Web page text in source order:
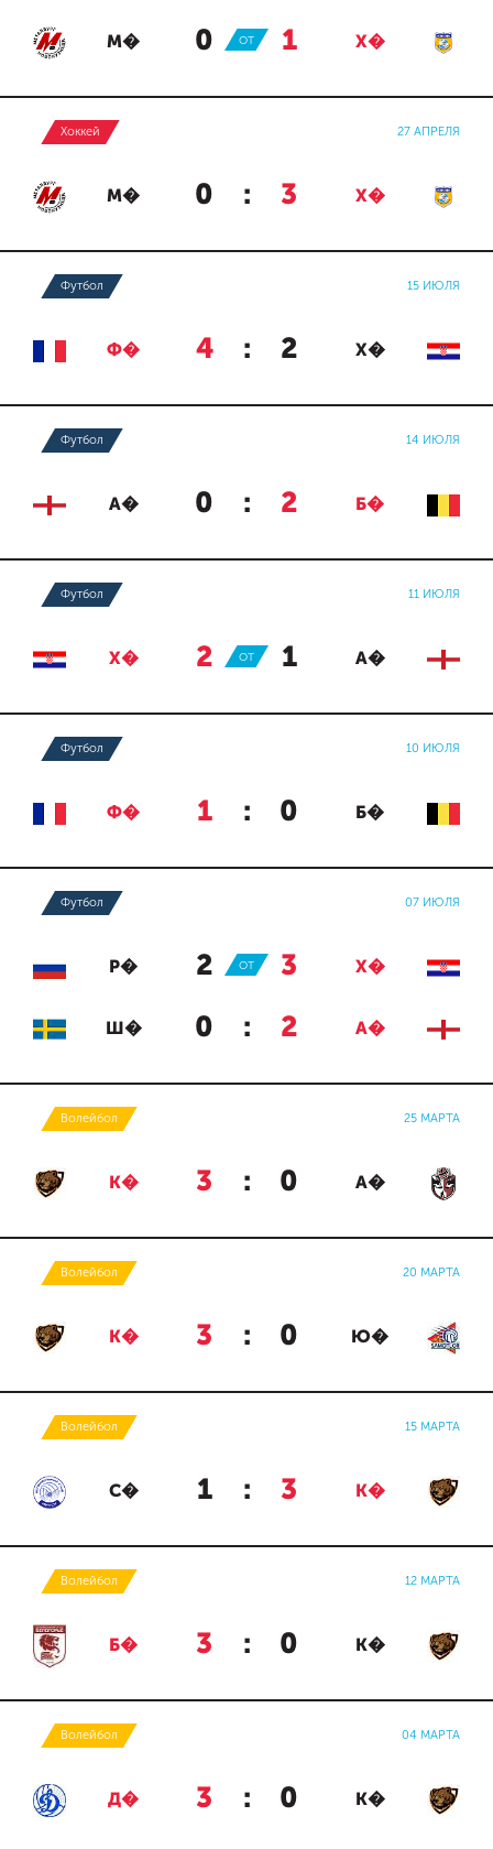
М� 0 : 1 Х�
ОТ
Хоккей 27 АПРЕЛЯ
М� 0 : 3 Х�
Футбол 15 ИЮЛЯ
Ф� 4 : 2 Х�
Футбол 14 ИЮЛЯ
А� 0 : 2 Б�
Футбол 11 ИЮЛЯ
Х� 2 : 1 А�
ОТ
Футбол 10 ИЮЛЯ
Ф� 1 : 0 Б�
Футбол 07 ИЮЛЯ
Р� 2 : 3 Х�
ОТ
Ш� 0 : 2 А�
Волейбол 25 МАРТА
К� 3 : 0 А�
Волейбол 20 МАРТА
К� 3 : 0 Ю�
Волейбол 15 МАРТА
С� 1 : 3 К�
Волейбол 12 МАРТА
Б� 3 : 0 К�
Волейбол 04 МАРТА
Д� 3 : 0 К�